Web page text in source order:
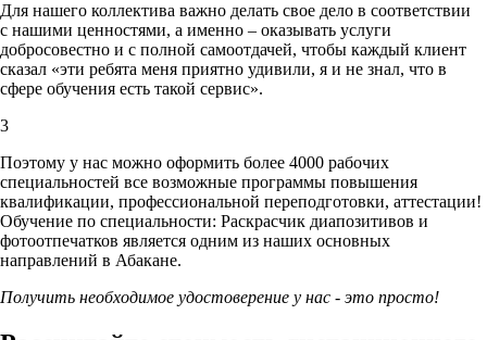
Для нашего коллектива важно делать свое дело в соответствии
с нашими ценностями, а именно – оказывать услуги
добросовестно и с полной самоотдачей, чтобы каждый клиент
сказал «эти ребята меня приятно удивили, я и не знал, что в
сфере обучения есть такой сервис».
3
Поэтому у нас можно оформить более 4000 рабочих
специальностей все возможные программы повышения
квалификации, профессиональной переподготовки, аттестации!
Обучение по специальности: Раскрасчик диапозитивов и
фотоотпечатков является одним из наших основных
направлений в Абакане.
Получить необходимое удостоверение у нас - это просто!